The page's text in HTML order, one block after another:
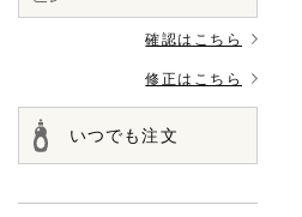
確認はこちら
修正はこちら
いつでも注文